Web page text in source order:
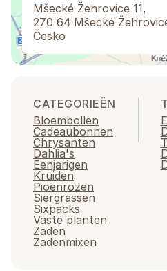
Mšecké Žehrovice 11,
270 64 Mšecké
Česko
CATEGORIEËN
Bloembollen
Cadeaubonnen
Chrysanten
Dahlia's
Eenjarigen
Kruiden
Pioenrozen
Siergrassen
Sixpacks
Vaste planten
Zaden
Zadenmixen